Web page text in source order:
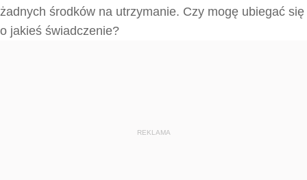
żadnych środków na utrzymanie. Czy mogę ubiegać się
o jakieś świadczenie?
REKLAMA